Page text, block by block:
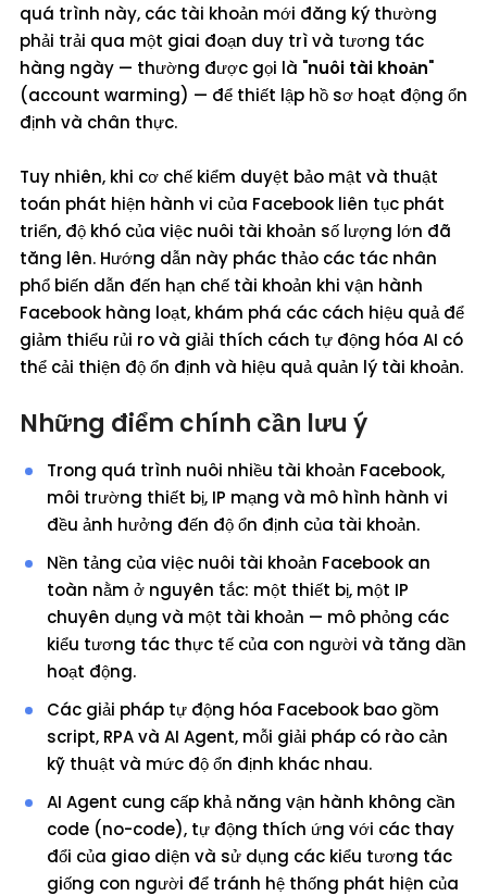
quá trình này, các tài khoản mới đăng ký thường
phải trải qua một giai đoạn duy trì và tương tác
hàng ngày — thường được gọi là "nuôi tài khoản"
(account warming) — để thiết lập hồ sơ hoạt động ổn
định và chân thực.
Tuy nhiên, khi cơ chế kiểm duyệt bảo mật và thuật
toán phát hiện hành vi của Facebook liên tục phát
triển, độ khó của việc nuôi tài khoản số lượng lớn đã
tăng lên. Hướng dẫn này phác thảo các tác nhân
phổ biến dẫn đến hạn chế tài khoản khi vận hành
Facebook hàng loạt, khám phá các cách hiệu quả để
giảm thiểu rủi ro và giải thích cách tự động hóa AI có
thể cải thiện độ ổn định và hiệu quả quản lý tài khoản.
Những điểm chính cần lưu ý
Trong quá trình nuôi nhiều tài khoản Facebook,
môi trường thiết bị, IP mạng và mô hình hành vi
đều ảnh hưởng đến độ ổn định của tài khoản.
Nền tảng của việc nuôi tài khoản Facebook an
toàn nằm ở nguyên tắc: một thiết bị, một IP
chuyên dụng và một tài khoản — mô phỏng các
kiểu tương tác thực tế của con người và tăng dần
hoạt động.
Các giải pháp tự động hóa Facebook bao gồm
script, RPA và AI Agent, mỗi giải pháp có rào cản
kỹ thuật và mức độ ổn định khác nhau.
AI Agent cung cấp khả năng vận hành không cần
code (no-code), tự động thích ứng với các thay
đổi của giao diện và sử dụng các kiểu tương tác
giống con người để tránh hệ thống phát hiện của